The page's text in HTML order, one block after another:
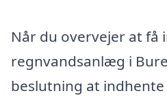
Når du overvejer at få
regnvandsanlæg i
beslutning at